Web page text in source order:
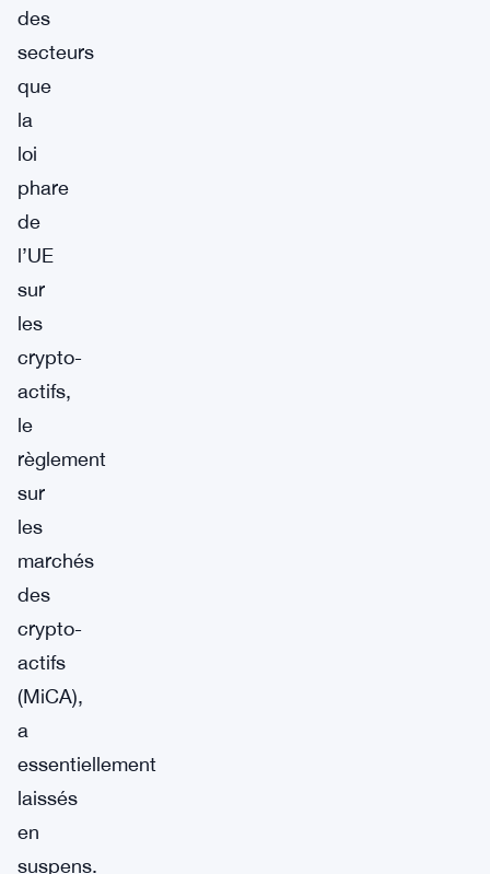
des
secteurs
que
la
loi
phare
de
l’UE
sur
les
crypto-
actifs,
le
règlement
sur
les
marchés
des
crypto-
actifs
(MiCA),
a
essentiellement
laissés
en
suspens.